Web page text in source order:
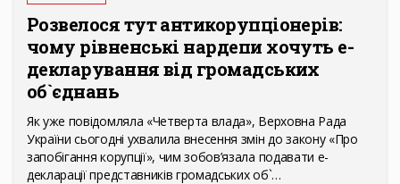
Розвелося тут антикорупціонерів:
чому рівненські нардепи хочуть е-
декларування від громадських
об`єднань
Як уже повідомляла «Четверта влада», Верховна Рада
України сьогодні ухвалила внесення змін до закону «Про
запобігання корупції», чим зобов’язала подавати е-
декларації представників громадських об`…